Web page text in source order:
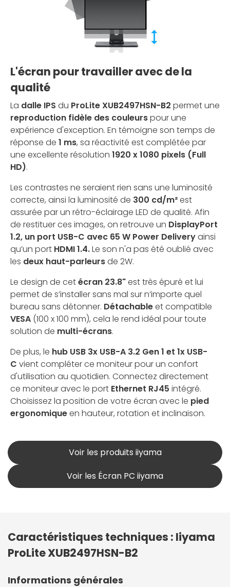
L'écran pour travailler avec de la
qualité
La dalle IPS du ProLite XUB2497HSN-B2 permet une
reproduction fidèle des couleurspour une
expérience d'exception. En témoigne son temps de
réponse de 1 ms, sa réactivité est complétée par
une excellente résolution 1920 x 1080 pixels (Full
HD).
Les contrastes ne seraient rien sans une luminosité
correcte, ainsi la luminosité de 300 cd/m²est
assurée par un rétro-éclairage LED de qualité. Afin
de restituer ces images, on retrouve un DisplayPort
1.2, un port USB-C avec 65 W Power Deliveryainsi
qu’un port HDMI 1.4.Le son n'a pas été oublié avec
les deux haut-parleursde 2W.
Le design de cetécran 23.8"est très épuré et lui
permet de s’installer sans mal sur n’importe quel
bureau sans détonner. Détachableet compatible
VESA (100 x 100 mm), cela le rend idéal pour toute
solution de multi-écrans.
De plus, le hub USB 3x USB-A 3.2 Gen 1 et 1x USB-
C vient compléter ce moniteur pour un confort
d'utilisation au quotidien. Connectez directement
ce moniteur avec le port Ethernet RJ45 intégré.
Choisissez la position de votre écran avec le pied
ergonomiqueen hauteur, rotation et inclinaison.
Voir les produits iiyama
Voir les Écran PC iiyama
Caractéristiques techniques : Iiyama
ProLite XUB2497HSN-B2
Informations générales